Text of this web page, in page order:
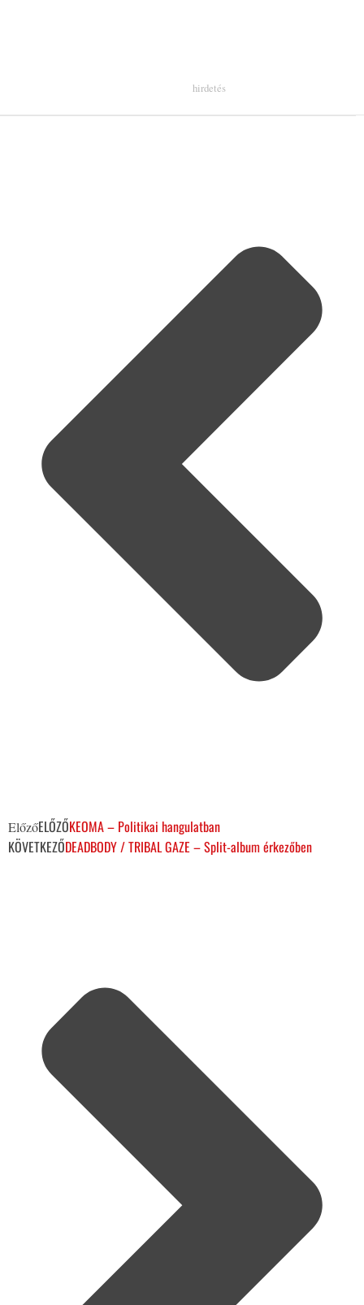
ElőzőELŐZŐKEOMA – Politikai hangulatban
KÖVETKEZŐDEADBODY / TRIBAL GAZE – Split-album érkezőben